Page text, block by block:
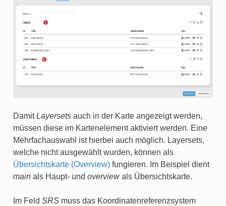
DamitLayersetsauch in der Karte angezeigt werden,
müssen diese im Kartenelement aktiviert werden. Eine
Mehrfachauswahl ist hierbei auch möglich. Layersets,
welche nicht ausgewählt wurden, können als
Übersichtskarte (Overview)fungieren. Im Beispiel dient
mainals Haupt- und overviewals Übersichtskarte.
Im Feld SRSmuss das Koordinatenreferenzsystem